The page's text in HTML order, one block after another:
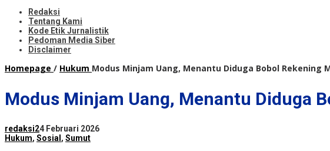
Redaksi
Tentang Kami
Kode Etik Jurnalistik
Pedoman Media Siber
Disclaimer
Homepage / Hukum Modus Minjam Uang, Menantu Diduga Bobol Rekening
Modus Minjam Uang, Menantu Diduga
redaksi24 Februari 2026
Hukum, Sosial , Sumut